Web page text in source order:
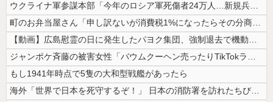
ウクライナ軍参謀本部「今年のロシア軍死傷者24万人…新規兵力の募集規模...
町のお弁当屋さん「申し訳ないが消費税1%になったらその分商品代を値上げ...
【動画】広島慰霊の日に発生したパヨク集団、強制退去で機動隊により無事排...
ジャンポケ斉藤の被害女性「バウムクーヘン売ったりTikTokライブして...
もし1941年時点で5隻の大和型戦艦があったら
海外「世界で日本を死守するぞ！」 日本の消防署を訪れたちびっ子集団が世...